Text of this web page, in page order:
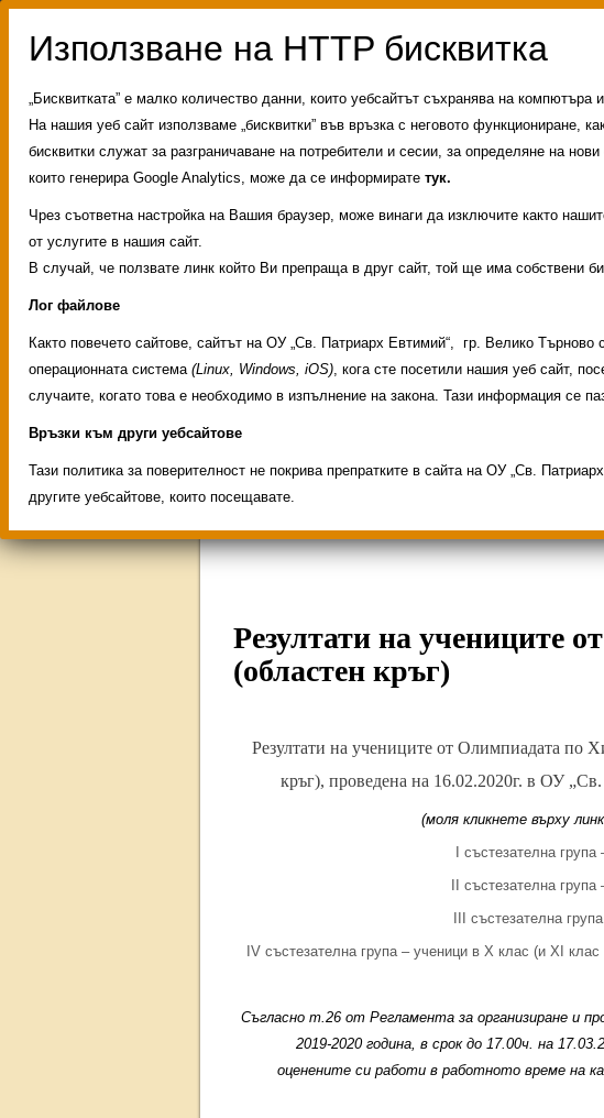
Административни услуги История
Свободни места за ученици
Резултати на учениците
(областен кръг)
Резултати на учениците от Олимпиадата по
кръг), проведена на 16.02.2020г. в ОУ
(моля кликнете върху
I състезателна
II състезателна
III състезателна
IV състезателна група – ученици в X клас (и XI
Съгласно т.26 от Регламента за организиране и
2019-2020 година, в срок до 17.00ч. на
оценените си работи в работното време на
„Бисквитката” е малко количество данни, които уебсайтът съхранява на компютъра
На нашия уеб сайт използваме „бисквитки” във връзка с неговото функциониране,
бисквитки служат за разграничаване на потребители и сесии, за определяне на
които генерира Google Analytics, може да се информирате тук.
Чрез съответна настройка на Вашия браузер, може винаги да изключите както
от услугите в нашия сайт.
В случай, че ползвате линк който Ви препраща в друг сайт, той ще има собствени
Лог файлове
Както повечето сайтове, сайтът на ОУ „Св. Патриарх Евтимий“, гр. Велико
операционната система (Linux, Windows, iOS), кога сте посетили нашия уеб сайт,
случаите, когато това е необходимо в изпълнение на закона. Тази информация
Връзки към други уебсайтове
Тази политика за поверителност не покрива препратките в сайта на ОУ „Св.
другите уебсайтове, които посещавате.